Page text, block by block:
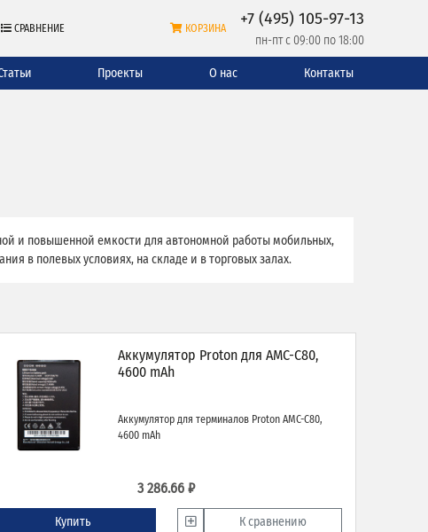
СРАВНЕНИЕ КОРЗИНА +7 (495) 105-97-13
пн-пт с 09:00 по 18:00
Проекты О нас Контакты
и повышенной емкости для автономной работы мобильных,
в полевых условиях, на складе и в торговых залах.
Аккумулятор Proton для AMC-C80,
4600 mAh
Аккумулятор для терминалов Proton AMC-C80,
4600 mAh
3 286.66 ₽
Купить К сравнению